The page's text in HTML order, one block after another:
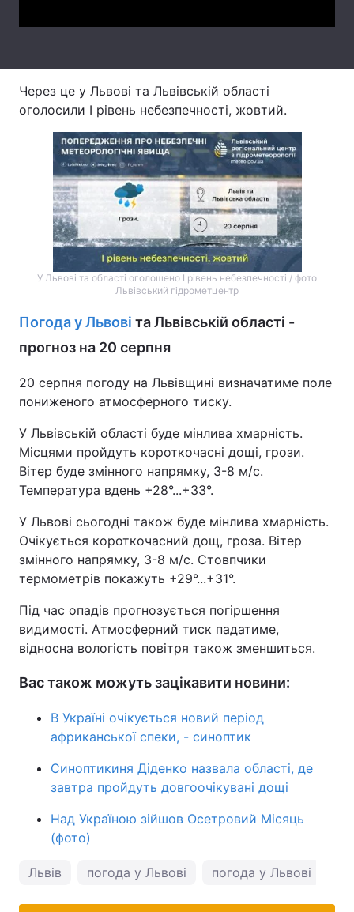
Контакти
Тема оформлення
Через це у Львові та Львівській області
оголосили І рівень небезпечності, жовтий.
У Львові та області оголошено І рівень небезпечності / фото
Львівський гідрометцентр
Погода у Львові та Львівській області -
прогноз на 20 серпня
20 серпня погоду на Львівщині визначатиме поле
пониженого атмосферного тиску.
У Львівській області буде мінлива хмарність.
Місцями пройдуть короткочасні дощі, грози.
Вітер буде змінного напрямку, 3-8 м/с.
Температура вдень +28°...+33°.
У Львові сьогодні також буде мінлива хмарність.
Очікується короткочасний дощ, гроза. Вітер
змінного напрямку, 3-8 м/с. Стовпчики
термометрів покажуть +29°...+31°.
Під час опадів прогнозується погіршення
видимості. Атмосферний тиск падатиме,
відносна вологість повітря також зменшиться.
Вас також можуть зацікавити новини:
В Україні очікується новий період
африканської спеки, - синоптик
Синоптикиня Діденко назвала області, де
завтра пройдуть довгоочікувані дощі
Над Україною зійшов Осетровий Місяць
(фото)
Львів погода у Львові погода у Львові